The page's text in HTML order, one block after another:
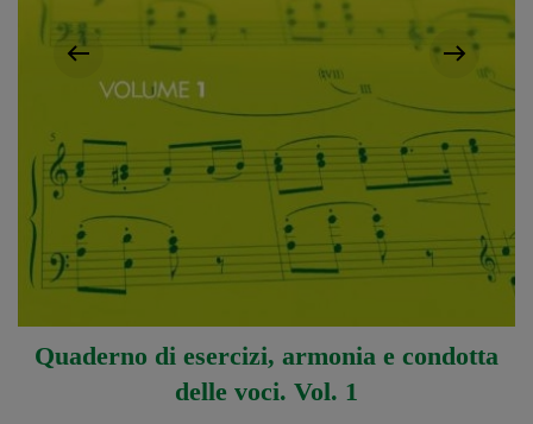
Quaderno di esercizi, armonia e condotta
delle voci. Vol. 1